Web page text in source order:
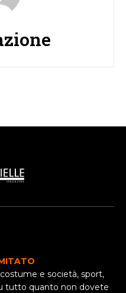
e società, sport,
tutto quanto non dovete